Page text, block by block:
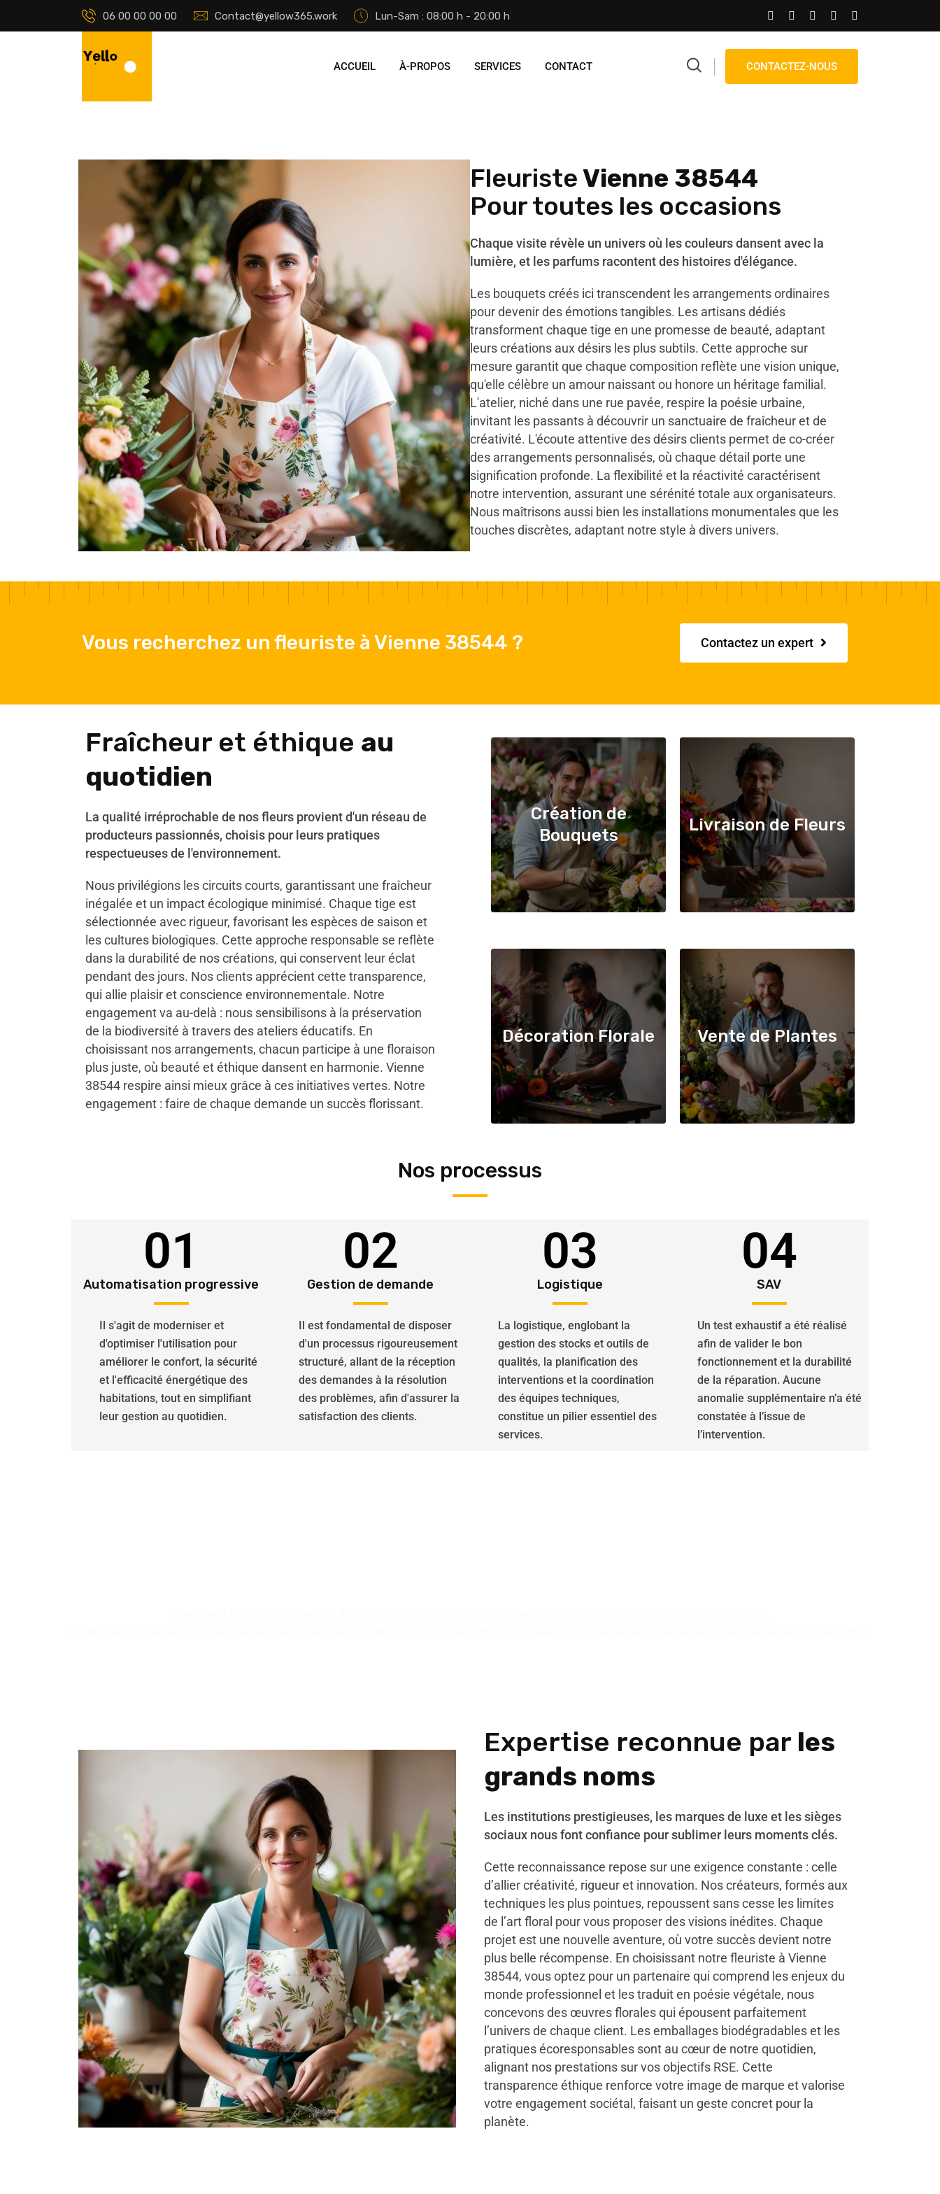
06 00 00 00 00 Contact@yellow365.work Lun-Sam : 08:00 h - 20:00 h
ACCUEIL À-PROPOS SERVICES CONTACT CONTACTEZ-NOUS
Fleuriste Vienne 38544
Pour toutes les occasions
Chaque visite révèle un univers où les couleurs dansent avec la
lumière, et les parfums racontent des histoires d'élégance.
Les bouquets créés ici transcendent les arrangements ordinaires
pour devenir des émotions tangibles. Les artisans dédiés
transforment chaque tige en une promesse de beauté, adaptant
leurs créations aux désirs les plus subtils. Cette approche sur
mesure garantit que chaque composition reflète une vision unique,
qu'elle célèbre un amour naissant ou honore un héritage familial.
L'atelier, niché dans une rue pavée, respire la poésie urbaine,
invitant les passants à découvrir un sanctuaire de fraîcheur et de
créativité. L'écoute attentive des désirs clients permet de co-créer
des arrangements personnalisés, où chaque détail porte une
signification profonde. La flexibilité et la réactivité caractérisent
notre intervention, assurant une sérénité totale aux organisateurs.
Nous maîtrisons aussi bien les installations monumentales que les
touches discrètes, adaptant notre style à divers univers.
Vous recherchez un fleuriste à Vienne 38544 ? Contactez un expert
Fraîcheur et éthique au
quotidien
La qualité irréprochable de nos fleurs provient d'un réseau de
producteurs passionnés, choisis pour leurs pratiques
respectueuses de l'environnement.
Nous privilégions les circuits courts, garantissant une fraîcheur
inégalée et un impact écologique minimisé. Chaque tige est
sélectionnée avec rigueur, favorisant les espèces de saison et
les cultures biologiques. Cette approche responsable se reflète
dans la durabilité de nos créations, qui conservent leur éclat
pendant des jours. Nos clients apprécient cette transparence,
qui allie plaisir et conscience environnementale. Notre
engagement va au-delà : nous sensibilisons à la préservation
de la biodiversité à travers des ateliers éducatifs. En
choisissant nos arrangements, chacun participe à une floraison
plus juste, où beauté et éthique dansent en harmonie. Vienne
38544 respire ainsi mieux grâce à ces initiatives vertes. Notre
engagement : faire de chaque demande un succès florissant.
Création de
Bouquets
Livraison de Fleurs
Décoration Florale Vente de Plantes
Nos processus
01
Automatisation progressive
Il s'agit de moderniser et
d'optimiser l'utilisation pour
améliorer le confort, la sécurité
et l'efficacité énergétique des
habitations, tout en simplifiant
leur gestion au quotidien.
02
Gestion de demande
Il est fondamental de disposer
d'un processus rigoureusement
structuré, allant de la réception
des demandes à la résolution
des problèmes, afin d'assurer la
satisfaction des clients.
03
Logistique
La logistique, englobant la
gestion des stocks et outils de
qualités, la planification des
interventions et la coordination
des équipes techniques,
constitue un pilier essentiel des
services.
04
SAV
Un test exhaustif a été réalisé
afin de valider le bon
fonctionnement et la durabilité
de la réparation. Aucune
anomalie supplémentaire n’a été
constatée à l’issue de
l’intervention.
Expertise reconnue par les
grands noms
Les institutions prestigieuses, les marques de luxe et les sièges
sociaux nous font confiance pour sublimer leurs moments clés.
Cette reconnaissance repose sur une exigence constante : celle
d’allier créativité, rigueur et innovation. Nos créateurs, formés aux
techniques les plus pointues, repoussent sans cesse les limites
de l’art floral pour vous proposer des visions inédites. Chaque
projet est une nouvelle aventure, où votre succès devient notre
plus belle récompense. En choisissant notre fleuriste à Vienne
38544, vous optez pour un partenaire qui comprend les enjeux du
monde professionnel et les traduit en poésie végétale, nous
concevons des œuvres florales qui épousent parfaitement
l’univers de chaque client. Les emballages biodégradables et les
pratiques écoresponsables sont au cœur de notre quotidien,
alignant nos prestations sur vos objectifs RSE. Cette
transparence éthique renforce votre image de marque et valorise
votre engagement sociétal, faisant un geste concret pour la
planète.